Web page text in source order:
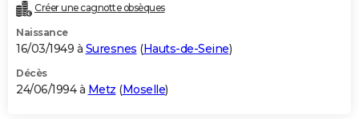
Créer une cagnotte obsèques
Naissance
16/03/1949 à Suresnes (Hauts-de-Seine)
Décès
24/06/1994 à Metz (Moselle)